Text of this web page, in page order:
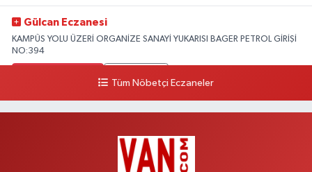
Gülcan Eczanesi
KAMPÜS YOLU ÜZERİ ORGANİZE SANAYİ YUKARISI BAGER PETROL GİRİŞİ
NO:394
HEKİM HASTANESİ ACİL KARŞISI
Yol Tarifi Al
Tüm Nöbetçi Eczaneler